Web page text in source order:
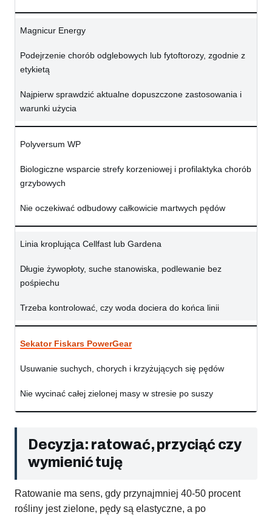
Magnicur Energy
Podejrzenie chorób odglebowych lub fytoftorozy, zgodnie z
etykietą
Najpierw sprawdzić aktualne dopuszczone zastosowania i
warunki użycia
Polyversum WP
Biologiczne wsparcie strefy korzeniowej i profilaktyka chorób
grzybowych
Nie oczekiwać odbudowy całkowicie martwych pędów
Linia kroplująca Cellfast lub Gardena
Długie żywopłoty, suche stanowiska, podlewanie bez
pośpiechu
Trzeba kontrolować, czy woda dociera do końca linii
Sekator Fiskars PowerGear
Usuwanie suchych, chorych i krzyżujących się pędów
Nie wycinać całej zielonej masy w stresie po suszy
Decyzja: ratować, przyciąć czy
wymienić tuję
Ratowanie ma sens, gdy przynajmniej 40-50 procent
rośliny jest zielone, pędy są elastyczne, a po